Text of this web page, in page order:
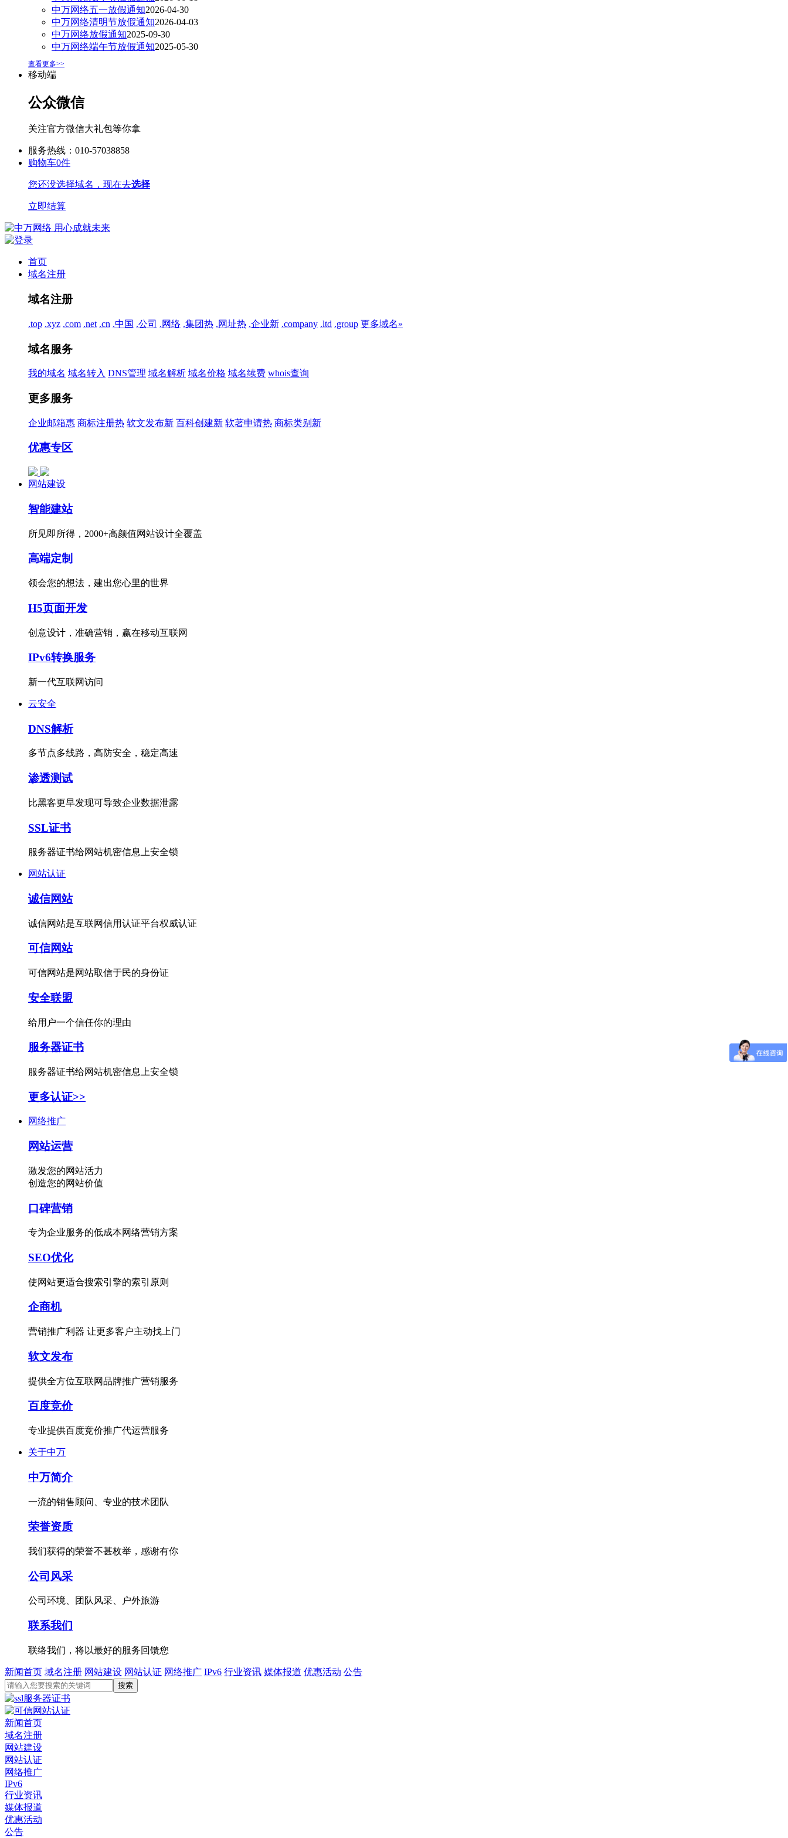
中万网络五一放假通知2026-04-30
中万网络清明节放假通知2026-04-03
中万网络放假通知2025-09-30
中万网络端午节放假通知2025-05-30
查看更多>>
移动端
公众微信
关注官方微信大礼包等你拿
服务热线：010-57038858
购物车0件
您还没选择域名，现在去选择
立即结算
首页
域名注册
域名注册
.top .xyz .com .net .cn .中国 .公司 .网络 .集团热 .网址热 .企业新 .company .ltd .group 更多域名»
域名服务
我的域名 域名转入 DNS管理 域名解析 域名价格 域名续费 whois查询
更多服务
企业邮箱惠 商标注册热 软文发布新 百科创建新 软著申请热 商标类别 新
优惠专区
网站建设
智能建站
所见即所得，2000+高颜值网站设计全覆盖
高端定制
领会您的想法，建出您心里的世界
H5页面开发
创意设计，准确营销，赢在移动互联网
IPv6转换服务
新一代互联网访问
云安全
DNS解析
多节点多线路，高防安全，稳定高速
渗透测试
比黑客更早发现可导致企业数据泄露
SSL证书
服务器证书给网站机密信息上安全锁
网站认证
诚信网站
诚信网站是互联网信用认证平台权威认证
可信网站
可信网站是网站取信于民的身份证
安全联盟
给用户一个信任你的理由
服务器证书
服务器证书给网站机密信息上安全锁
更多认证>>
网络推广
网站运营
激发您的网站活力
创造您的网站价值
口碑营销
专为企业服务的低成本网络营销方案
SEO优化
使网站更适合搜索引擎的索引原则
企商机
营销推广利器 让更多客户主动找上门
软文发布
提供全方位互联网品牌推广营销服务
百度竞价
专业提供百度竞价推广代运营服务
关于中万
中万简介
一流的销售顾问、专业的技术团队
荣誉资质
我们获得的荣誉不甚枚举，感谢有你
公司风采
公司环境、团队风采、户外旅游
联系我们
联络我们，将以最好的服务回馈您
新闻首页 域名注册 网站建设 网站认证 网络推广 IPv6 行业资讯 媒体报道 优惠活动 公告
新闻首页
域名注册
网站建设
网站认证
网络推广
IPv6
行业资讯
媒体报道
优惠活动
公告